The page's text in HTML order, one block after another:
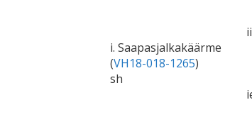
i. Saapasjalkakäärme
(VH18-018-1265)
sh